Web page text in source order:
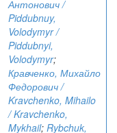
Антонович /
Piddubnuy,
Volodymyr /
Piddubnyi,
Volodymyr;
Кравченко, Михайло
Федорович /
Kravchenko, Mihailo
/ Kravchenko,
Mykhail; Rybchuk,